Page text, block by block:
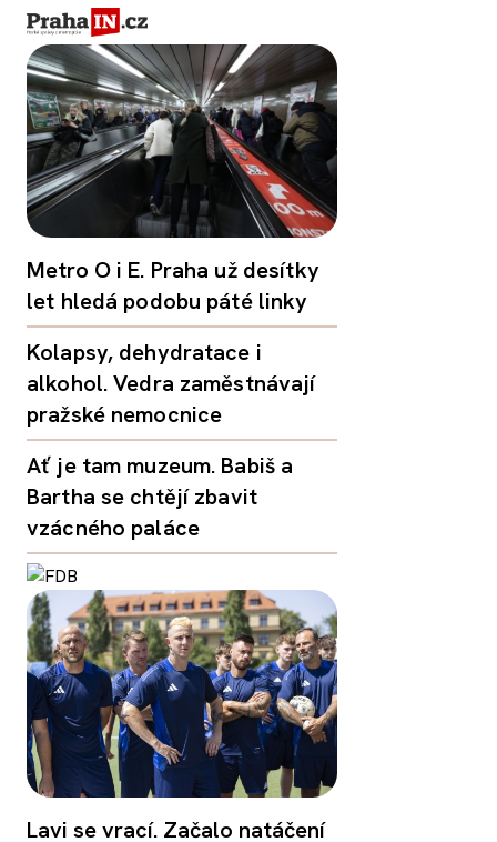
Metro O i E. Praha už desítky
let hledá podobu páté linky
Kolapsy, dehydratace i
alkohol. Vedra zaměstnávají
pražské nemocnice
Ať je tam muzeum. Babiš a
Bartha se chtějí zbavit
vzácného paláce
Lavi se vrací. Začalo natáčení